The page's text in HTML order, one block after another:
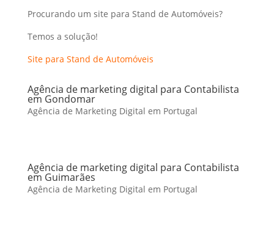
Procurando um site para Stand de Automóveis?
Temos a solução!
Site para Stand de Automóveis
Agência de marketing digital para Contabilista
em Gondomar
Agência de Marketing Digital em Portugal
Agência de marketing digital para Contabilista
em Guimarães
Agência de Marketing Digital em Portugal